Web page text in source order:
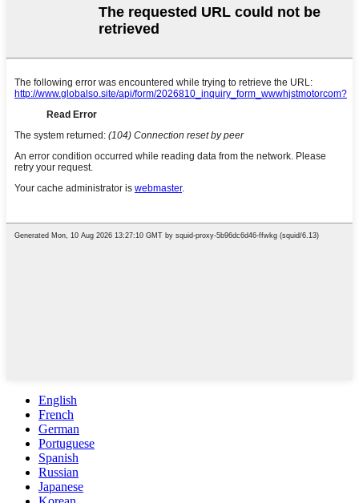
English
French
German
Portuguese
Spanish
Russian
Japanese